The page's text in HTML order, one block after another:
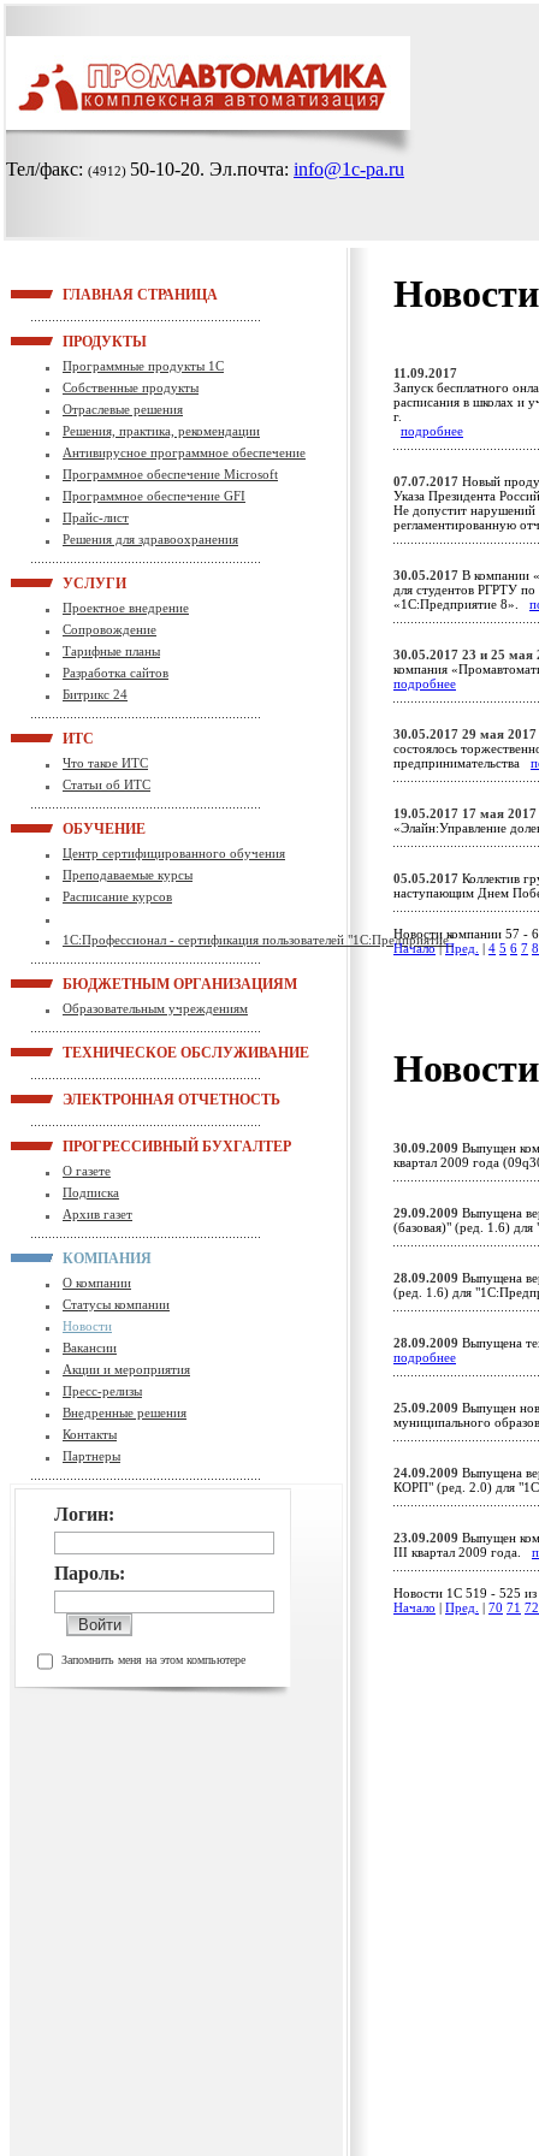
Тел/факс: (4912) 50-10-20. Эл.почта: info@1c-pa.ru
ГЛАВНАЯ СТРАНИЦА
ПРОДУКТЫ
Программные продукты 1С
Собственные продукты
Отраслевые решения
Решения, практика, рекомендации
Антивирусное программное обеспечение
Программное обеспечение Microsoft
Программное обеспечение GFI
Прайс-лист
Решения для здравоохранения
УСЛУГИ
Проектное внедрение
Сопровождение
Тарифные планы
Разработка сайтов
Битрикс 24
ИТС
Что такое ИТС
Статьи об ИТС
ОБУЧЕНИЕ
Центр сертифицированного обучения
Преподаваемые курсы
Расписание курсов
1С:Профессионал - сертификация пользователей "1С:Предприятие"
БЮДЖЕТНЫМ ОРГАНИЗАЦИЯМ
Образовательным учреждениям
ТЕХНИЧЕСКОЕ ОБСЛУЖИВАНИЕ
ЭЛЕКТРОННАЯ ОТЧЕТНОСТЬ
ПРОГРЕССИВНЫЙ БУХГАЛТЕР
О газете
Подписка
Архив газет
КОМПАНИЯ
О компании
Статусы компании
Новости
Вакансии
Акции и мероприятия
Пресс-релизы
Внедренные решения
Контакты
Партнеры
Логин:
Пароль:
Запомнить меня на этом компьютере
11.09.2017
Запуск бесплатного
расписания в школах и
г.
подробнее
07.07.2017 Новый
Указа Президента
Не допустит
регламентированную
30.05.2017 В компании
для студентов РГРТУ
«1С:Предприятие 8».
30.05.2017 23 и 25 мая
компания
подробнее
30.05.2017 29 мая 2017
состоялось
предпринимательства
19.05.2017 17 мая 2017
«Элайн:Управление
05.05.2017 Коллектив
наступающим Днем
Новости компании 57 -
Начало|Пред. 4 5 6 7 8
30.09.2009 Выпущен
квартал 2009 года
29.09.2009 Выпущена
(базовая)" (ред. 1.6)
28.09.2009 Выпущена
(ред. 1.6) для
28.09.2009 Выпущена
подробнее
25.09.2009 Выпущен
муниципального
24.09.2009 Выпущена
КОРП" (ред. 2.0) для
23.09.2009 Выпущен
III квартал 2009 года.
Новости 1C 519 - 525
Начало
Пред. 70 71 72